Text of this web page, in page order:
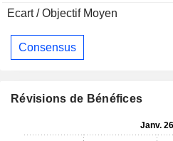
Ecart / Objectif Moyen
Consensus
Révisions de Bénéfices